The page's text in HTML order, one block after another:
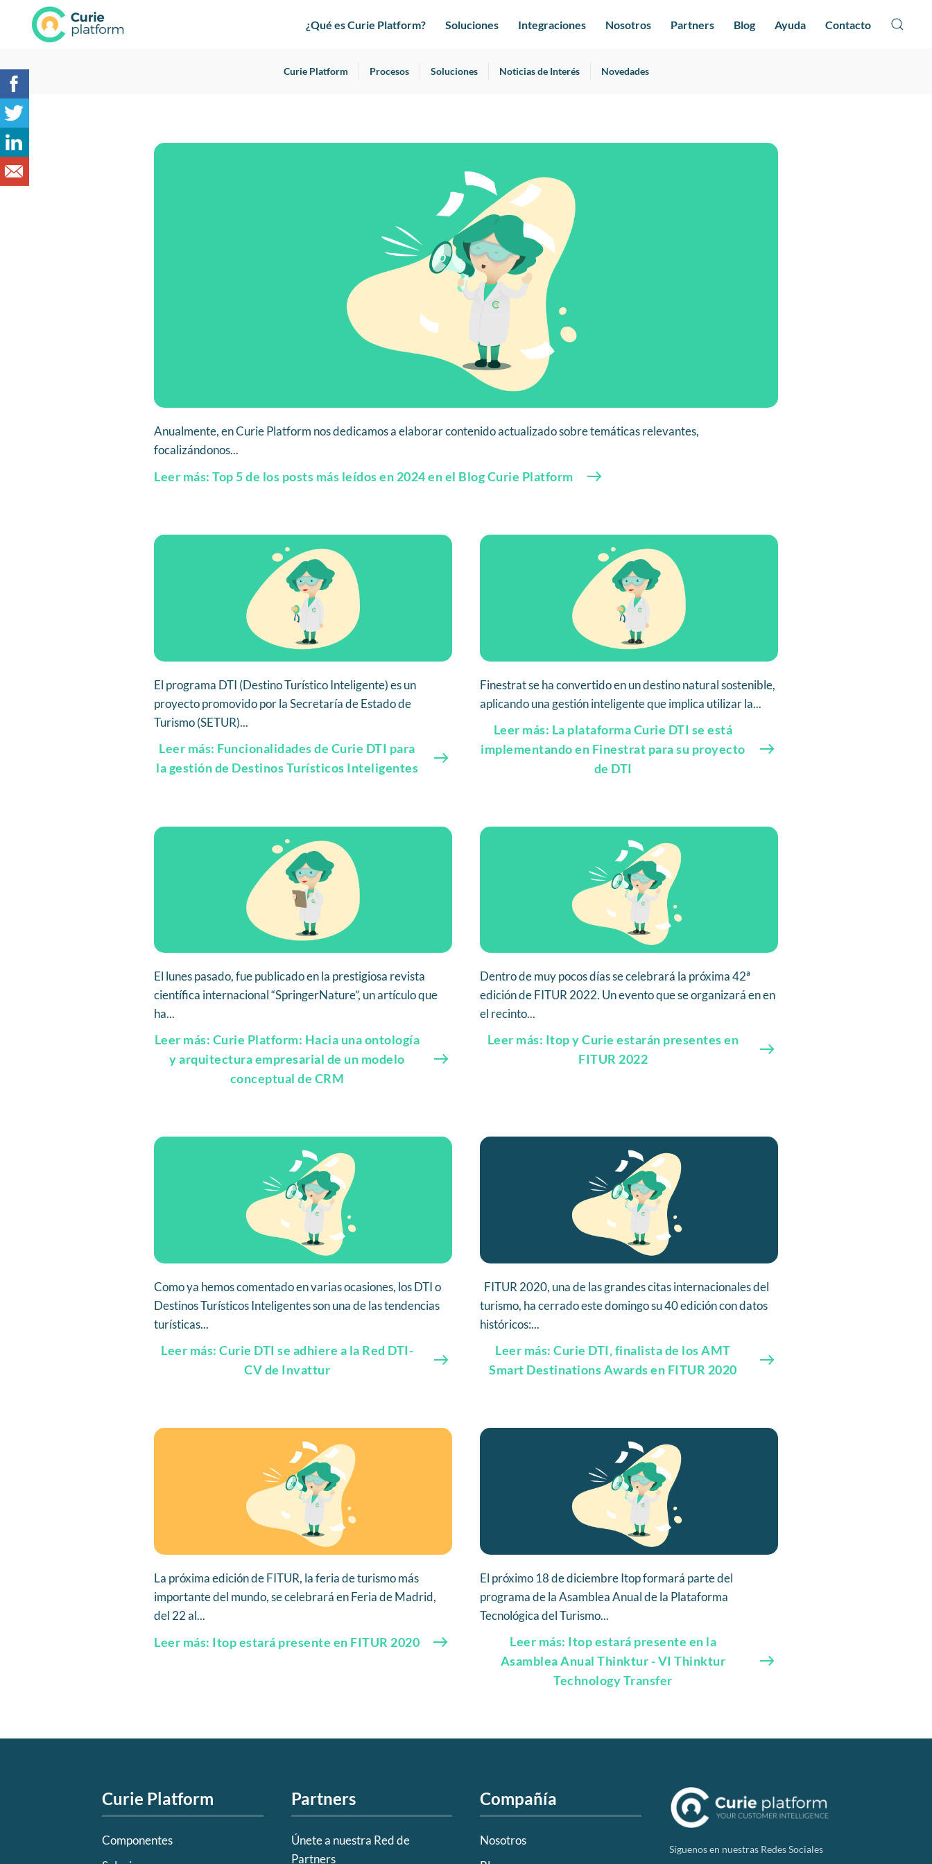
¿Qué es Curie Platform? Soluciones Integraciones Nosotros Partners Blog Ayuda Contacto
Curie Platform Procesos Soluciones Noticias de Interés Novedades
Anualmente, en Curie Platform nos dedicamos a elaborar contenido actualizado sobre temáticas relevantes,
focalizándonos...
Leer más: Top 5 de los posts más leídos en 2024 en el Blog Curie Platform
El programa DTI (Destino Turístico Inteligente) es un
proyecto promovido por la Secretaría de Estado de
Turismo (SETUR)...
Leer más: Funcionalidades de Curie DTI para
la gestión de Destinos Turísticos Inteligentes
Finestrat se ha convertido en un destino natural sostenible,
aplicando una gestión inteligente que implica utilizar la...
Leer más: La plataforma Curie DTI se está
implementando en Finestrat para su proyecto
de DTI
El lunes pasado, fue publicado en la prestigiosa revista
científica internacional “SpringerNature”, un artículo que
ha...
Leer más: Curie Platform: Hacia una ontología
y arquitectura empresarial de un modelo
conceptual de CRM
Dentro de muy pocos días se celebrará la próxima 42ª
edición de FITUR 2022. Un evento que se organizará en en
el recinto...
Leer más: Itop y Curie estarán presentes en
FITUR 2022
Como ya hemos comentado en varias ocasiones, los DTI o
Destinos Turísticos Inteligentes son una de las tendencias
turísticas...
Leer más: Curie DTI se adhiere a la Red DTI-
CV de Invattur
FITUR 2020, una de las grandes citas internacionales del
turismo, ha cerrado este domingo su 40 edición con datos
históricos:...
Leer más: Curie DTI, finalista de los AMT
Smart Destinations Awards en FITUR 2020
La próxima edición de FITUR, la feria de turismo más
importante del mundo, se celebrará en Feria de Madrid,
del 22 al...
Leer más: Itop estará presente en FITUR 2020
El próximo 18 de diciembre Itop formará parte del
programa de la Asamblea Anual de la Plataforma
Tecnológica del Turismo...
Leer más: Itop estará presente en la
Asamblea Anual Thinktur - VI Thinktur
Technology Transfer
Curie Platform
Componentes
Partners
Únete a nuestra Red de
Partners
Compañía
Nosotros
Síguenos en nuestras Redes Sociales